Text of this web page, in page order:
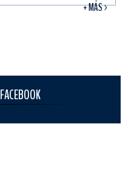
+ MÁS >
FACEBOOK